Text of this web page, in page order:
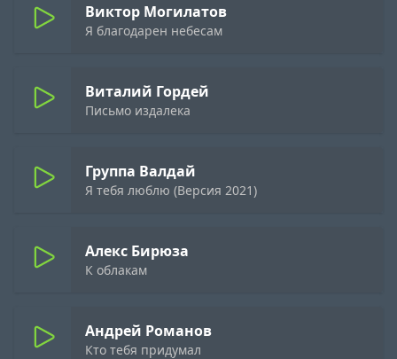
Виктор Могилатов
Я благодарен небесам
Виталий Гордей
Письмо издалека
Группа Валдай
Я тебя люблю (Версия 2021)
Алекс Бирюза
К облакам
Андрей Романов
Кто тебя придумал